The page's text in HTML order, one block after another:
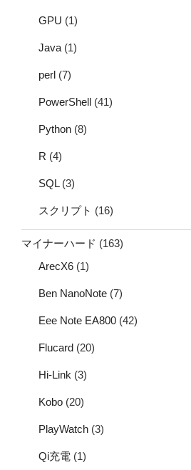
GPU (1)
Java (1)
perl (7)
PowerShell (41)
Python (8)
R (4)
SQL(3)
スクリプト (16)
マイナーハード (163)
ArecX6 (1)
Ben NanoNote (7)
Eee Note EA800 (42)
Flucard (20)
Hi-Link (3)
Kobo (20)
PlayWatch (3)
Qi充電 (1)